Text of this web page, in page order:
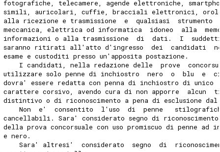
fotografiche, telecamere, agende elettroniche,
simili, auricolari, cuffie, bracciali elettronici,
alla ricezione e trasmissione  e  qualsiasi  strumento
meccanica, elettrica od informatica  idoneo  alla
informazioni o alla trasmissione  di  dati.  I
saranno ritirati all'atto d'ingresso  dei  candidati
esame e custoditi presso un'apposita postazione.
I candidati, nella redazione delle  prove
utilizzare solo penne di inchiostro  nero  o  blu  e
dovra' essere redatta con penna di inchiostro di
carattere corsivo, avendo cura di non apporre  alcun
distintivo o di riconoscimento a pena di esclusione
Non  e'  consentito  l'uso  di  penne
cancellabili. Sara' considerato segno di
della prova concorsuale con uso promiscuo di penne ad
e nero.
Sara' altresi'  considerato  segno  di